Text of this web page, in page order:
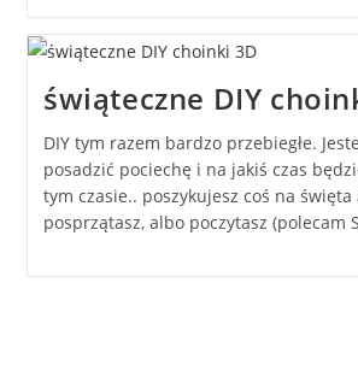
świąteczne DIY
DIY tym razem bardzo przebiegłe.
posadzić pociechę i na jakiś czas
tym czasie.. poszykujesz coś na święta
posprzątasz, albo poczytasz (polecam